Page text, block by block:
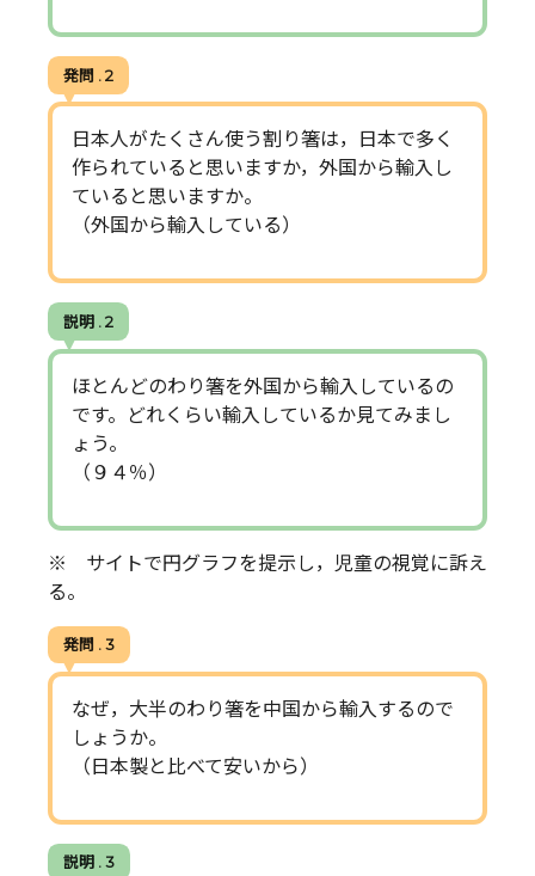
発問 . 2
日本人がたくさん使う割り箸は，日本で多く
作られていると思いますか，外国から輸入し
ていると思いますか。
（外国から輸入している）
説明 . 2
ほとんどのわり箸を外国から輸入しているの
です。どれくらい輸入しているか見てみまし
ょう。
（９４％）
※ サイトで円グラフを提示し，児童の視覚に訴え
る。
発問 . 3
なぜ，大半のわり箸を中国から輸入するので
しょうか。
（日本製と比べて安いから）
説明 . 3